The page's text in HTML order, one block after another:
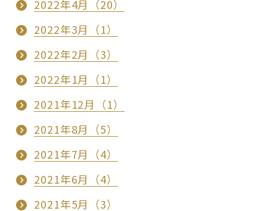
2022年4月（20）
2022年3月（1）
2022年2月（3）
2022年1月（1）
2021年12月（1）
2021年8月（5）
2021年7月（4）
2021年6月（4）
2021年5月（3）